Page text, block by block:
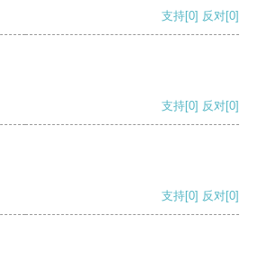
支持[0] 反对[0]
支持[0] 反对[0]
支持[0] 反对[0]